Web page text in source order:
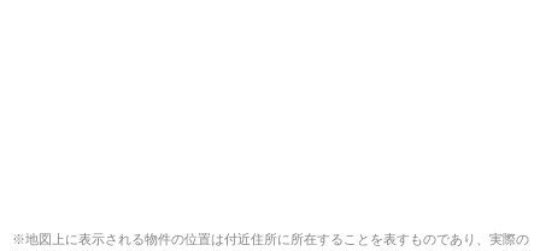
※地図上に表示される物件の位置は付近住所に所在することを表すものであり、実際の